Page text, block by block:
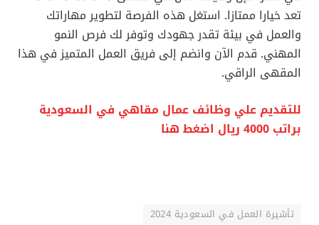
تعد خيارا ممتازا. استغل هذه الفرصة لتطوير مهاراتك
والعمل في بيئة تقدر جهودك وتوفر لك فرص النمو
المهني. قدم الآن وانضم إلى فريق العمل المتميز في هذا
المقهى الراقي.
للتقديم علي وظائف عمال مقاهي في السعودية
براتب 4000 ريال اضغط هنا
تأشيرة العمل في السعودية 2024